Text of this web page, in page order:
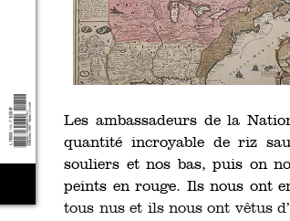
Les ambassadeurs de la
quantité incroyable de riz
souliers et nos bas, puis on
peints en rouge. Ils nous ont
tous nus et ils nous ont vêtus